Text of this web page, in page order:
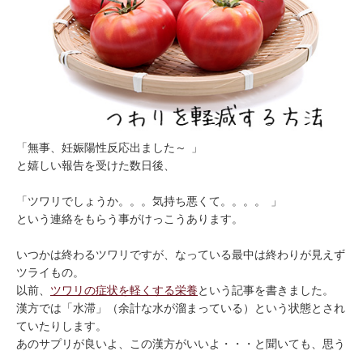
「無事、妊娠陽性反応出ました～
」
と嬉しい報告を受けた数日後、
「ツワリでしょうか。。。気持ち悪くて。。。。
」
という連絡をもらう事がけっこうあります。
いつかは終わるツワリですが、なっている最中は終わりが見えず
ツライもの。
以前、 ツワリの症状を軽くする栄養という記事を書きました。
漢方では「水滞」（余計な水が溜まっている）という状態とされ
ていたりします。
あのサプリが良いよ、この漢方がいいよ・・・と聞いても、思う